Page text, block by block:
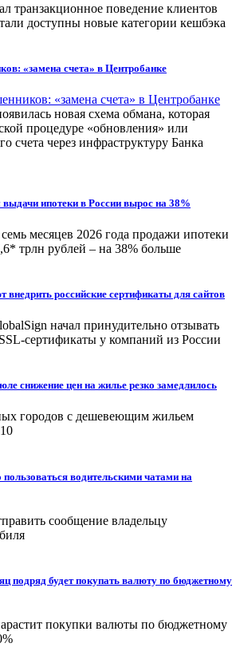
транзакционное поведение клиентов
доступны новые категории кешбэка
«замена счета» в Центробанке
новая схема обмана, которая
процедуре «обновления» или
счета через инфраструктуру Банка
ипотеки в России вырос на 38%
месяцев 2026 года продажи ипотеки
трлн рублей – на 38% больше
внедрить российские сертификаты для сайтов
начал принудительно отзывать
сертификаты у компаний из России
снижение цен на жилье резко замедлилось
городов с дешевеющим жильем
пользоваться водительскими чатами на
сообщение владельцу
подряд будет покупать валюту по бюджетному
покупки валюты по бюджетному